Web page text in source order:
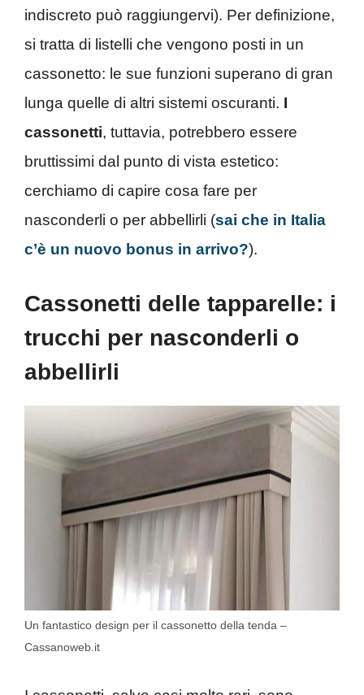
indiscreto può raggiungervi). Per definizione,
si tratta di listelli che vengono posti in un
cassonetto: le sue funzioni superano di gran
lunga quelle di altri sistemi oscuranti. I
cassonetti, tuttavia, potrebbero essere
bruttissimi dal punto di vista estetico:
cerchiamo di capire cosa fare per
nasconderli o per abbellirli (sai che in Italia
c’è un nuovo bonus in arrivo?).
Cassonetti delle tapparelle: i
trucchi per nasconderli o
abbellirli
Un fantastico design per il cassonetto della tenda –
Cassanoweb.it